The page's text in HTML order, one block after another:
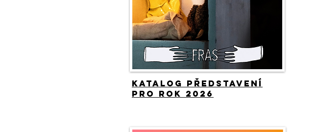
Katalog představení
pro rok 2026